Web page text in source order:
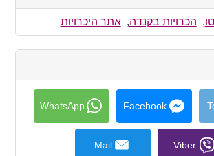
to
collapse
contents
, הכרויות בקנדה,אתר היכרויות
Facebook
WhatsApp
Viber
Mail